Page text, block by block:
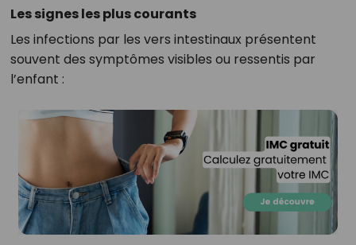
Les signes les plus courants
Les infections par les vers intestinaux présentent
souvent des symptômes visibles ou ressentis par
l’enfant :